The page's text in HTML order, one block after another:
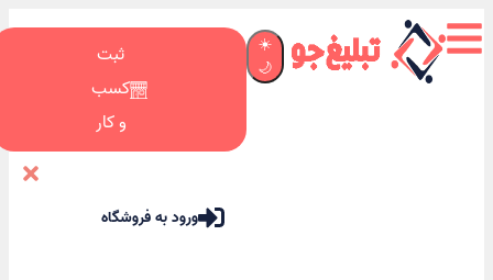
☀️
🌙
ثبت
کسب
و کار
ورود به فروشگاه